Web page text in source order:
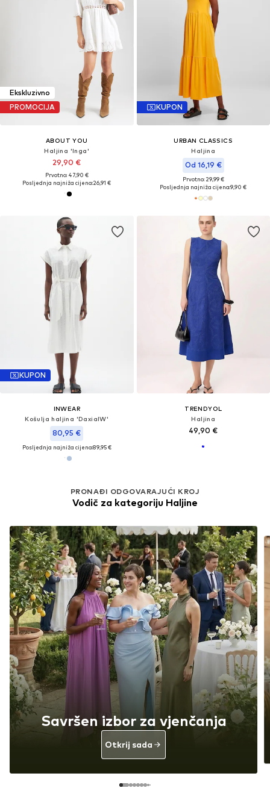
Ekskluzivno
PROMOCIJA
ABOUT YOU
Haljina 'Inga'
29,90 €
Prvotno: 47,90 €
Posljednja najniža cijena:26,91 €
KUPON
URBAN CLASSICS
Haljina
Od 16,19 €
Prvotno: 29,99 €
Posljednja najniža cijena:9,90 €
KUPON
INWEAR
Košulja haljina 'DaxiaIW'
80,95 €
Posljednja najniža cijena:89,95 €
TRENDYOL
Haljina
49,90 €
PRONAĐI ODGOVARAJUĆI KROJ
Vodič za kategoriju Haljine
Savršen izbor za vjenčanja
Otkrij sada